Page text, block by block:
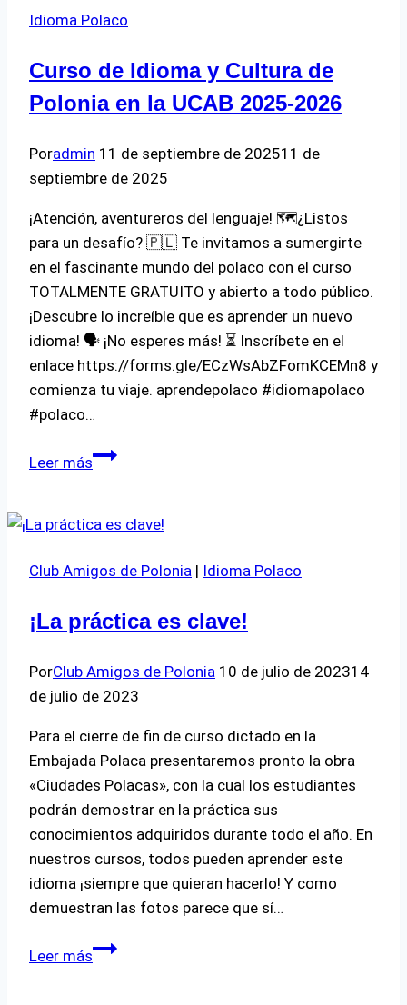
Idioma Polaco
Curso de Idioma y Cultura de
Polonia en la UCAB 2025-2026
Poradmin 11 de septiembre de 202511 de
septiembre de 2025
¡Atención, aventureros del lenguaje! 🗺️¿Listos
para un desafío? 🇵🇱 Te invitamos a sumergirte
en el fascinante mundo del polaco con el curso
TOTALMENTE GRATUITO y abierto a todo público.
¡Descubre lo increíble que es aprender un nuevo
idioma! 🗣️ ¡No esperes más! ⏳ Inscríbete en el
enlace https://forms.gle/ECzWsAbZFomKCEMn8 y
comienza tu viaje. aprendepolaco #idiomapolaco
#polaco…
Leer másCurso
y
de
en
UCAB
2025-
Club Amigos de Polonia | Idioma Polaco
¡La práctica es clave!
PorClub Amigos de Polonia 10 de julio de 202314
de julio de 2023
Para el cierre de fin de curso dictado en la
Embajada Polaca presentaremos pronto la obra
«Ciudades Polacas», con la cual los estudiantes
podrán demostrar en la práctica sus
conocimientos adquiridos durante todo el año. En
nuestros cursos, todos pueden aprender este
idioma ¡siempre que quieran hacerlo! Y como
demuestran las fotos parece que sí…
Leer más¡La